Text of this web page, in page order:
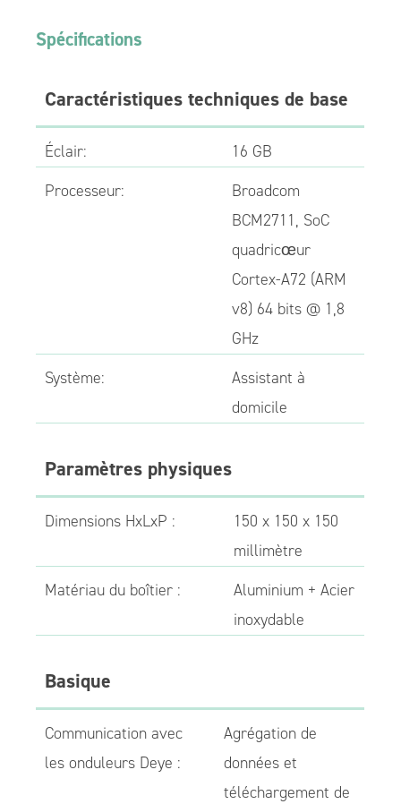
Spécifications
Caractéristiques techniques de base
Éclair:
16 GB
Processeur:
Broadcom
BCM2711, SoC
quadricœur
Cortex-A72 (ARM
v8) 64 bits @ 1,8
GHz
Système:
Assistant à
domicile
Paramètres physiques
Dimensions HxLxP :
150 x 150 x 150
millimètre
Matériau du boîtier :
Aluminium + Acier
inoxydable
Basique
Communication avec
les onduleurs Deye :
Agrégation de
données et
téléchargement de